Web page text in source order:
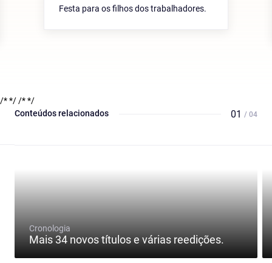
Festa para os filhos dos trabalhadores.
/* *//* */
Conteúdos relacionados
01 / 04
Cronologia
Mais 34 novos títulos e várias reedições.